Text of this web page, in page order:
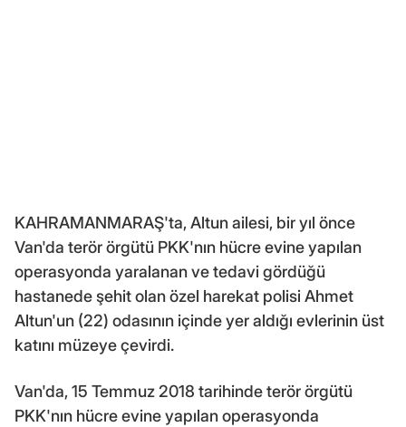
KAHRAMANMARAŞ'ta, Altun ailesi, bir yıl önce
Van'da terör örgütü PKK'nın hücre evine yapılan
operasyonda yaralanan ve tedavi gördüğü
hastanede şehit olan özel harekat polisi Ahmet
Altun'un (22) odasının içinde yer aldığı evlerinin üst
katını müzeye çevirdi.
Van'da, 15 Temmuz 2018 tarihinde terör örgütü
PKK'nın hücre evine yapılan operasyonda